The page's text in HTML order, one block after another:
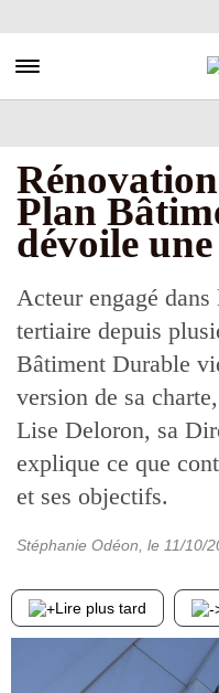
au
principal
Toggle navigation
Plan
dévoile
Acteur engagé
tertiaire depuis
Bâtiment Durable
version de sa
Lise Deloron, sa
explique ce que
et ses objectifs.
Stéphanie Odéon , le 11/10/
Lire plus tard